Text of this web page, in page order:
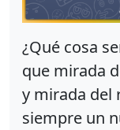
¿Qué cosa
que mirada
y mirada del
siempre un